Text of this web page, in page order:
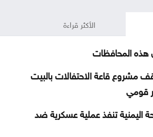
الأكثر قراءة
هذه المحافظات
مشروع قاعة الاحتفالات بالبيت
قومي
اليمنية تنفذ عملية عسكرية ضد